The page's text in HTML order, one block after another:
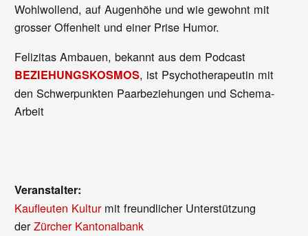
Wohlwollend, auf Augenhöhe und wie gewohnt mit
grosser Offenheit und einer Prise Humor.
Felizitas Ambauen, bekannt aus dem Podcast
BEZIEHUNGSKOSMOS, ist Psychotherapeutin mit
den Schwerpunkten Paarbeziehungen und Schema-
Arbeit
Veranstalter:
Kaufleuten Kulturmit freundlicher Unterstützung
derZürcher Kantonalbank